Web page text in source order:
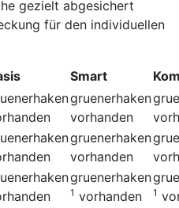
gezielt abgesichert
für den individuellen
Smart
gruenerhaken
vorhanden
gruenerhaken
vorhanden
gruenerhaken
1 vorhanden 1